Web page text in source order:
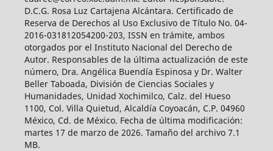
D.C.G. Rosa Luz Cartajena Alcántara. Certificado de
Reserva de Derechos al Uso Exclusivo de Título No. 04-
2016-031812054200-203, ISSN en trámite, ambos
otorgados por el Instituto Nacional del Derecho de
Autor. Responsables de la última actualización de este
número, Dra. Angélica Buendía Espinosa y Dr. Walter
Beller Taboada, División de Ciencias Sociales y
Humanidades, Unidad Xochimilco, Calz. del Hueso
1100, Col. Villa Quietud, Alcaldía Coyoacán, C.P. 04960
México, Cd. de México. Fecha de última modificación:
martes 17 de marzo de 2026. Tamaño del archivo 7.1
MB.